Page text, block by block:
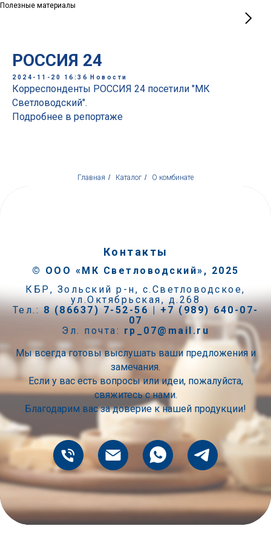
Полезные материалы
РОССИЯ 24
2024-11-20 16:36 Новости
Корреспонденты РОССИЯ 24 посетили "МК
Светловодский".
Подробнее в репортаже
Главная / Каталог / О комбинате
Контакты
© ООО «МК Светловодский», 2025
КБР, Зольский р-н, с.Светловодское,
ул.Октябрьская, д.268
Тел.:8 (86637) 7-52-56 | +7 (989) 640-07-
07
Эл. почта: rp_07@mail.ru
Мы всегда готовы выслушать ваши предложения и
замечания.
Если у вас есть вопросы или идеи, пожалуйста,
свяжитесь с нами.
Благодарим вас за доверие к нашей продукции!